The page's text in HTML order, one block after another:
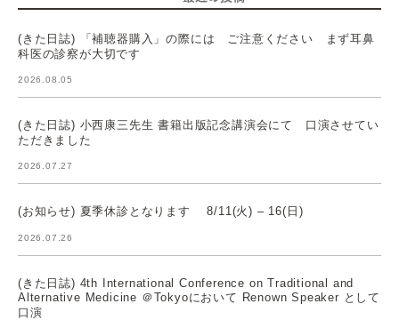
(きた日誌) 「補聴器購入」の際には ご注意ください まず耳鼻
科医の診察が大切です
2026.08.05
(きた日誌) 小西康三先生 書籍出版記念講演会にて 口演させてい
ただきました
2026.07.27
(お知らせ) 夏季休診となります 8/11(火) – 16(日)
2026.07.26
(きた日誌) 4th International Conference on Traditional and
Alternative Medicine ＠Tokyoにおいて Renown Speaker として
口演